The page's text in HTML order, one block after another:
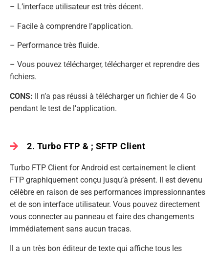
– L’interface utilisateur est très décent.
– Facile à comprendre l’application.
– Performance très fluide.
– Vous pouvez télécharger, télécharger et reprendre des
fichiers.
CONS: Il n’a pas réussi à télécharger un fichier de 4 Go
pendant le test de l’application.
2. Turbo FTP & ; SFTP Client
Turbo FTP Client for Android est certainement le client
FTP graphiquement conçu jusqu’à présent. Il est devenu
célèbre en raison de ses performances impressionnantes
et de son interface utilisateur. Vous pouvez directement
vous connecter au panneau et faire des changements
immédiatement sans aucun tracas.
Il a un très bon éditeur de texte qui affiche tous les